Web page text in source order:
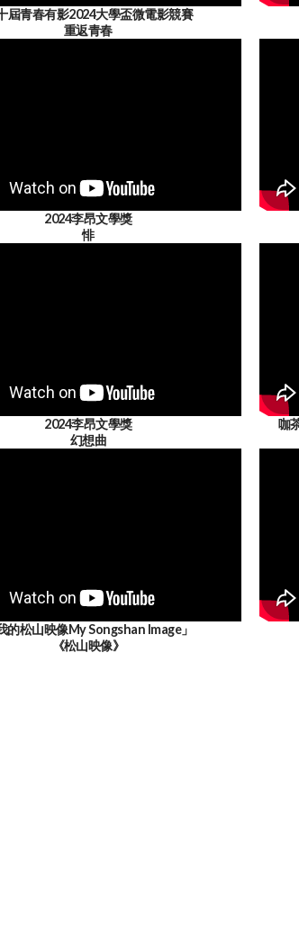
屆青春有影2024大學盃微電影競賽
重返青春
2024李昂文學獎
悱
2024李昂文學獎
幻想曲
的松山映像My Songshan Image」
《松山映像》
咖